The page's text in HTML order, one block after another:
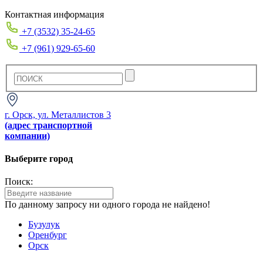
Контактная информация
+7 (3532) 35-24-65
+7 (961) 929-65-60
г. Орск, ул. Металлистов 3
(адрес транспортной
компании)
Выберите город
Поиск:
По данному запросу ни одного города не найдено!
Бузулук
Оренбург
Орск